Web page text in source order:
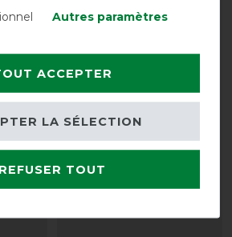
Autres paramètres
ACCEPTER
REFUSER TOUT
LA SÉLECTION